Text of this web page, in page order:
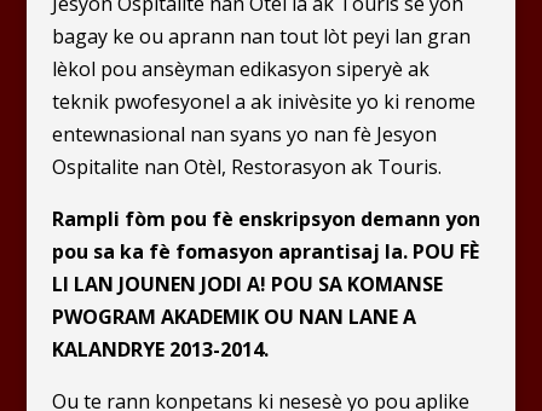
bagay ke ou aprann nan tout lòt peyi lan gran
lèkol pou ansèyman edikasyon siperyè ak
teknik pwofesyonel a ak inivèsite yo ki renome
entewnasional nan syans yo nan fè Jesyon
Ospitalite nan Otèl, Restorasyon ak Touris.
Rampli fòm pou fè enskripsyon demann yon
pou sa ka fè fomasyon aprantisaj la. POU FÈ
LI LAN JOUNEN JODI A! POU SA KOMANSE
PWOGRAM AKADEMIK OU NAN LANE A
KALANDRYE 2013-2014.
Ou te rann konpetans ki nesesè yo pou aplike